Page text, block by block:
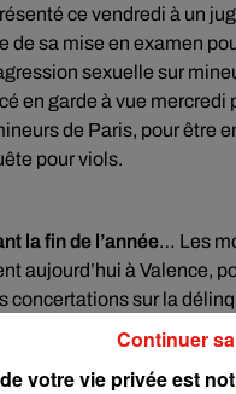
ce vendredi à un
de sa mise en examen
sexuelle sur
en garde à vue mercredi
de Paris, pour être
pour viols.
la fin de l’année… Les
aujourd’hui à Valence,
concertations sur la
ministre souhaite
de comparution
votre vie privée est
Continuer